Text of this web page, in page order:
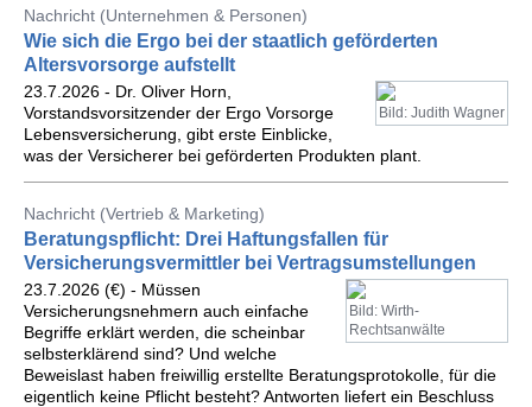
Nachricht (Unternehmen & Personen)
Wie sich die Ergo bei der staatlich geförderten
Altersvorsorge aufstellt
Bild: Judith Wagner
23.7.2026 - Dr. Oliver Horn,
Vorstandsvorsitzender der Ergo Vorsorge
Lebensversicherung, gibt erste Einblicke,
was der Versicherer bei geförderten Produkten plant.
Nachricht (Vertrieb & Marketing)
Beratungspflicht: Drei Haftungsfallen für
Versicherungsvermittler bei Vertragsumstellungen
Bild: Wirth-
Rechtsanwälte
23.7.2026 (€) - Müssen
Versicherungsnehmern auch einfache
Begriffe erklärt werden, die scheinbar
selbsterklärend sind? Und welche
Beweislast haben freiwillig erstellte Beratungsprotokolle, für die
eigentlich keine Pflicht besteht? Antworten liefert ein Beschluss